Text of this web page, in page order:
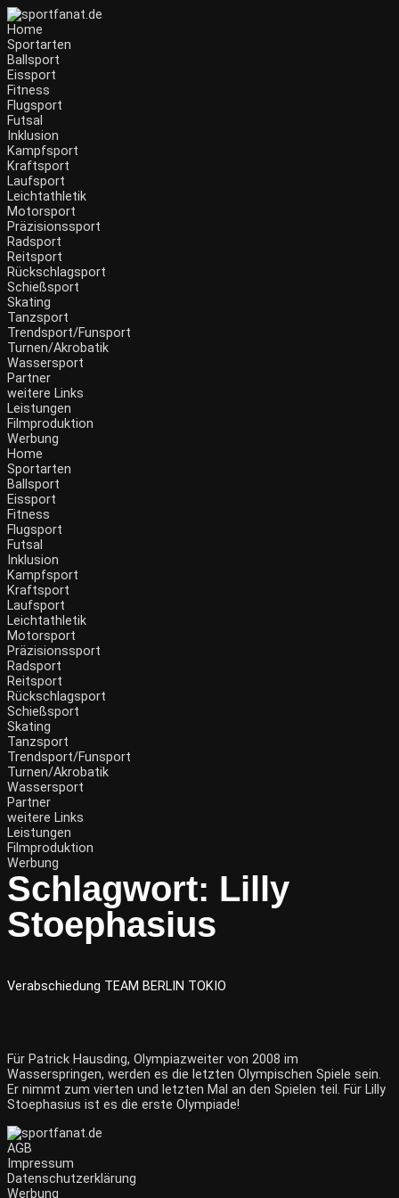
Zum
Inhalt
wechseln
Home
Sportarten
Ballsport
Eissport
Fitness
Flugsport
Futsal
Inklusion
Kampfsport
Kraftsport
Laufsport
Leichtathletik
Motorsport
Präzisionssport
Radsport
Reitsport
Rückschlagsport
Schießsport
Skating
Tanzsport
Trendsport/Funsport
Turnen/Akrobatik
Wassersport
Partner
weitere Links
Leistungen
Filmproduktion
Werbung
Menü
Home
Sportarten
Ballsport
Eissport
Fitness
Flugsport
Futsal
Inklusion
Kampfsport
Kraftsport
Laufsport
Leichtathletik
Motorsport
Präzisionssport
Radsport
Reitsport
Rückschlagsport
Schießsport
Skating
Tanzsport
Trendsport/Funsport
Turnen/Akrobatik
Wassersport
Partner
weitere Links
Leistungen
Filmproduktion
Werbung
Schlagwort: Lilly
Stoephasius
Verabschiedung TEAM BERLIN TOKIO
Für Patrick Hausding, Olympiazweiter von 2008 im
Wasserspringen, werden es die letzten Olympischen Spiele sein.
Er nimmt zum vierten und letzten Mal an den Spielen teil. Für Lilly
Stoephasius ist es die erste Olympiade!
AGB
Impressum
Datenschutzerklärung
Werbung